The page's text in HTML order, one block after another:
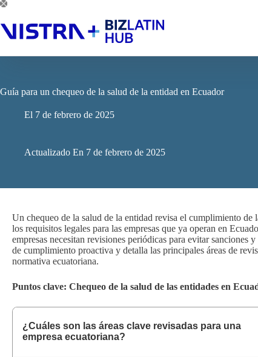
Saltar
contenido
Guía para un chequeo de la salud de la entidad en Ecuador
El 7 de febrero de 2025
Actualizado En 7 de febrero de 2025
Un chequeo de la salud de la entidad revisa el cumplimiento
los requisitos legales para las empresas que ya operan en
empresas necesitan revisiones periódicas para evitar
de cumplimiento proactiva y detalla las principales áreas de
normativa ecuatoriana.
Puntos clave: Chequeo de la salud de las entidades en
¿Cuáles son las áreas clave revisadas para una
empresa ecuatoriana?